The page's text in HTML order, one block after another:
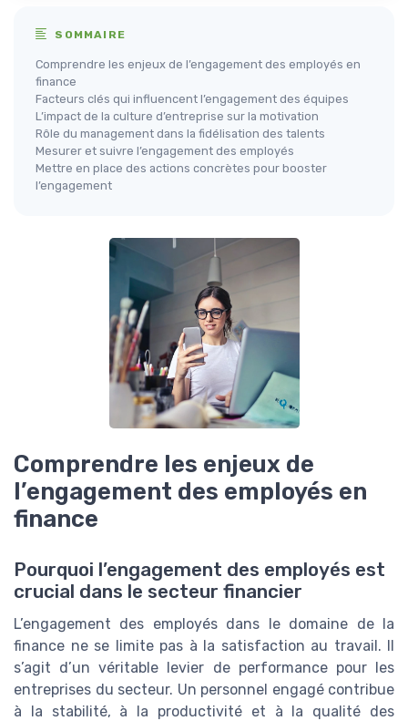
SOMMAIRE
Comprendre les enjeux de l’engagement des employés en
finance
Facteurs clés qui influencent l’engagement des équipes
L’impact de la culture d’entreprise sur la motivation
Rôle du management dans la fidélisation des talents
Mesurer et suivre l’engagement des employés
Mettre en place des actions concrètes pour booster
l’engagement
Comprendre les enjeux de
l’engagement des employés en
finance
Pourquoi l’engagement des employés est
crucial dans le secteur financier
L’engagement des employés dans le domaine de la
finance ne se limite pas à la satisfaction au travail. Il
s’agit d’un véritable levier de performance pour les
entreprises du secteur. Un personnel engagé contribue
à la stabilité, à la productivité et à la qualité des